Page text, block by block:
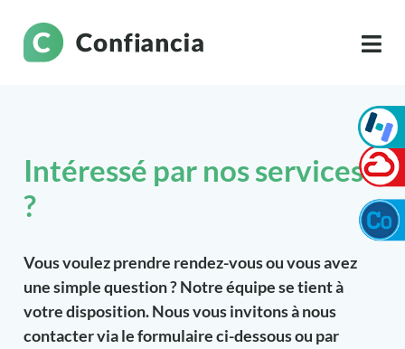
Intéressé par nos services
?
Vous voulez prendre rendez-vous ou vous avez
une simple question ? Notre équipe se tient à
votre disposition. Nous vous invitons à nous
contacter via le formulaire ci-dessous ou par